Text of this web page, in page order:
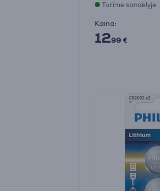
Turime sandėlyje
Kaina:
1299 €